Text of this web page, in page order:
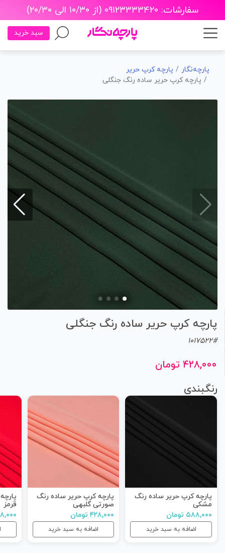
سفارشات: ۰۹۱۲۳۳۳۳۴۲۰ (از ۱۰/۳۰ الی ۲۰/۳۰)
سبد خرید
پارچه‌نگار
پارچه کرپ حریر
پارچه کرپ حریر ساده رنگ جنگلی
پارچه کرپ حریر ساده رنگ جنگلی
1017522#
۴۲۸,۰۰۰ تومان
رنگبندی
پارچه کرپ حریر ساده رنگ
مشکی
۵۸۸,۰۰۰ تومان
اضافه به سبد خرید
پارچه کرپ حریر ساده رنگ
صورتی گلبهی
۴۲۸,۰۰۰ تومان
اضافه به سبد خرید
قرمز
۴۲۸,۰۰۰